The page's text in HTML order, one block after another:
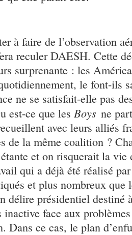
à faire de l’observation
reculer DAESH. Cette
surprenante : les
le font-ils
ne se satisfait-elle pas
est-ce que les Boys ne
avec leurs alliés
de la même coalition ?
et on risquerait la vie
qui a déjà été réalisé par
et plus nombreux que
délire présidentiel destiné
inactive face aux
Dans ce cas, le plan